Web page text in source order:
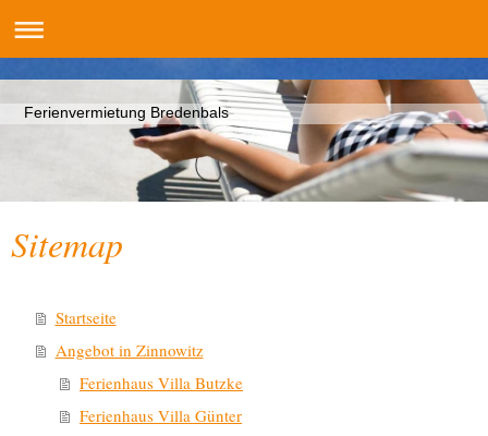
Ferienvermietung Bredenbals
Sitemap
Startseite
Angebot in Zinnowitz
Ferienhaus Villa Butzke
Ferienhaus Villa Günter